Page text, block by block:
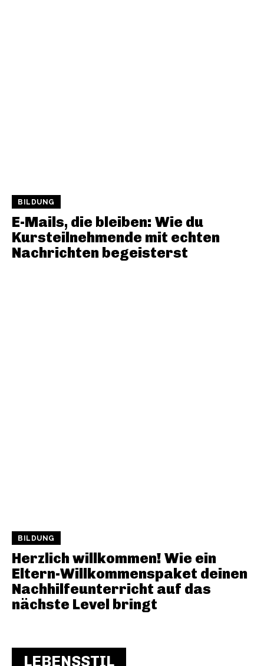
BILDUNG
E-Mails, die bleiben: Wie du
Kursteilnehmende mit echten
Nachrichten begeisterst
BILDUNG
Herzlich willkommen! Wie ein
Eltern-Willkommenspaket deinen
Nachhilfeunterricht auf das
nächste Level bringt
LEBENSSTIL